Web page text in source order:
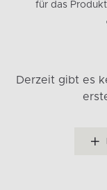
für das Produkt
Derzeit gibt es